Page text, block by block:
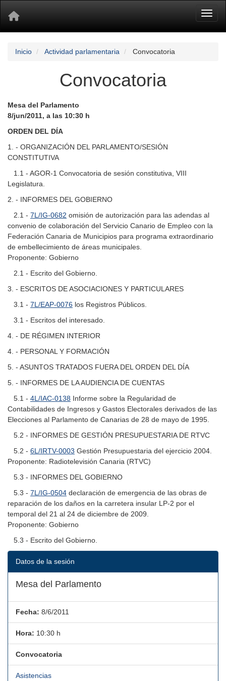
Inicio Actividad parlamentaria Convocatoria
Convocatoria
Mesa del Parlamento
8/jun/2011, a las 10:30 h
ORDEN DEL DÍA
1. - ORGANIZACIÓN DEL PARLAMENTO/SESIÓN
CONSTITUTIVA
1.1 - AGOR-1 Convocatoria de sesión constitutiva, VIII
Legislatura.
2. - INFORMES DEL GOBIERNO
2.1 - 7L/IG-0682 omisión de autorización para las adendas al
convenio de colaboración del Servicio Canario de Empleo con la
Federación Canaria de Municipios para programa extraordinario
de embellecimiento de áreas municipales.
Proponente: Gobierno
2.1 - Escrito del Gobierno.
3. - ESCRITOS DE ASOCIACIONES Y PARTICULARES
3.1 - 7L/EAP-0076 los Registros Públicos.
3.1 - Escritos del interesado.
4. - DE RÉGIMEN INTERIOR
4. - PERSONAL Y FORMACIÓN
5. - ASUNTOS TRATADOS FUERA DEL ORDEN DEL DÍA
5. - INFORMES DE LA AUDIENCIA DE CUENTAS
5.1 - 4L/IAC-0138 Informe sobre la Regularidad de
Contabilidades de Ingresos y Gastos Electorales derivados de las
Elecciones al Parlamento de Canarias de 28 de mayo de 1995.
5.2 - INFORMES DE GESTIÓN PRESUPUESTARIA DE RTVC
5.2 - 6L/IRTV-0003 Gestión Presupuestaria del ejercicio 2004.
Proponente: Radiotelevisión Canaria (RTVC)
5.3 - INFORMES DEL GOBIERNO
5.3 - 7L/IG-0504 declaración de emergencia de las obras de
reparación de los daños en la carretera insular LP-2 por el
temporal del 21 al 24 de diciembre de 2009.
Proponente: Gobierno
5.3 - Escrito del Gobierno.
Datos de la sesión
Mesa del Parlamento
Fecha: 8/6/2011
Hora: 10:30 h
Convocatoria
Asistencias